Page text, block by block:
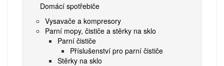
Domácí spotřebiče
Vysavače a kompresory
Parní mopy, čističe a stěrky na sklo
Parní čističe
Příslušenství pro parní čističe
Stěrky na sklo